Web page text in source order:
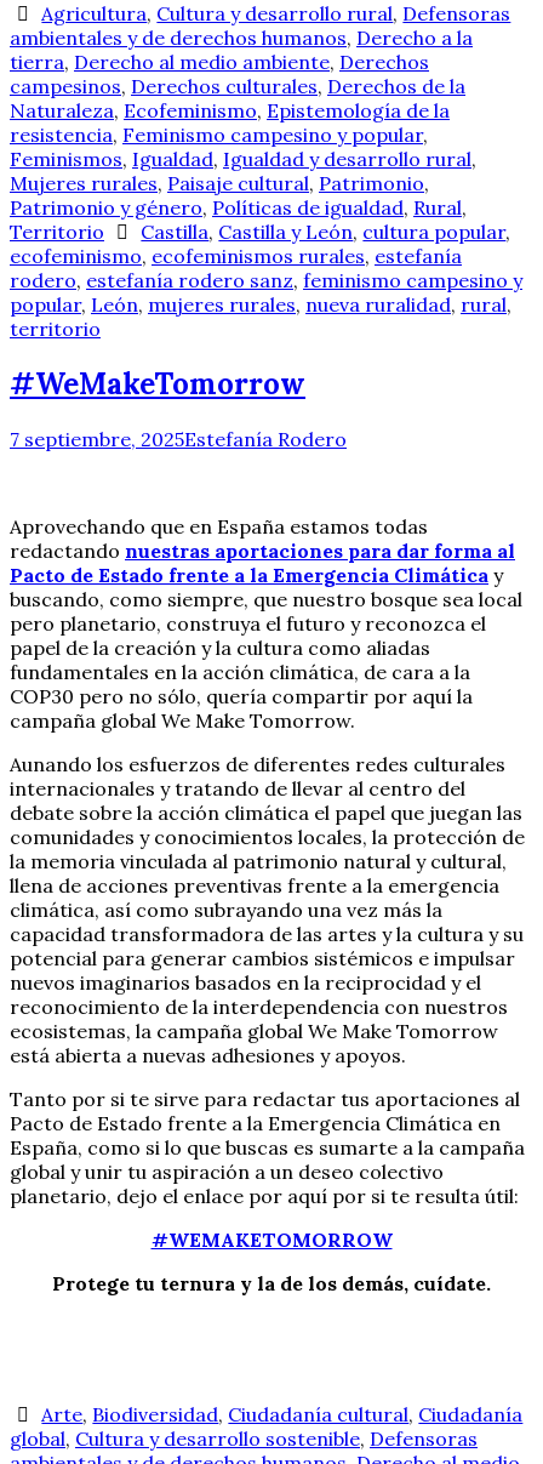
Agricultura, Cultura y desarrollo rural, Defensoras
ambientales y de derechos humanos, Derecho a la
tierra, Derecho al medio ambiente, Derechos
campesinos, Derechos culturales, Derechos de la
Naturaleza, Ecofeminismo, Epistemología de la
resistencia, Feminismo campesino y popular,
Feminismos, Igualdad, Igualdad y desarrollo rural,
Mujeres rurales, Paisaje cultural, Patrimonio,
Patrimonio y género, Políticas de igualdad, Rural,
Territorio
Castilla, Castilla y León, cultura popular,
ecofeminismo, ecofeminismos rurales, estefanía
rodero, estefanía rodero sanz, feminismo campesino y
popular, León, mujeres rurales, nueva ruralidad, rural,
territorio
#WeMakeTomorrow
7 septiembre, 2025Estefanía Rodero
Aprovechando que en España estamos todas
redactando nuestras aportaciones para dar forma al
Pacto de Estado frente a la Emergencia Climática y
buscando, como siempre, que nuestro bosque sea local
pero planetario, construya el futuro y reconozca el
papel de la creación y la cultura como aliadas
fundamentales en la acción climática, de cara a la
COP30 pero no sólo, quería compartir por aquí la
campaña global We Make Tomorrow.
Aunando los esfuerzos de diferentes redes culturales
internacionales y tratando de llevar al centro del
debate sobre la acción climática el papel que juegan las
comunidades y conocimientos locales, la protección de
la memoria vinculada al patrimonio natural y cultural,
llena de acciones preventivas frente a la emergencia
climática, así como subrayando una vez más la
capacidad transformadora de las artes y la cultura y su
potencial para generar cambios sistémicos e impulsar
nuevos imaginarios basados en la reciprocidad y el
reconocimiento de la interdependencia con nuestros
ecosistemas, la campaña global We Make Tomorrow
está abierta a nuevas adhesiones y apoyos.
Tanto por si te sirve para redactar tus aportaciones al
Pacto de Estado frente a la Emergencia Climática en
España, como si lo que buscas es sumarte a la campaña
global y unir tu aspiración a un deseo colectivo
planetario, dejo el enlace por aquí por si te resulta útil:
#WEMAKETOMORROW
Protege tu ternura y la de los demás, cuídate.
Arte, Biodiversidad, Ciudadanía cultural, Ciudadanía
global, Cultura y desarrollo sostenible, Defensoras